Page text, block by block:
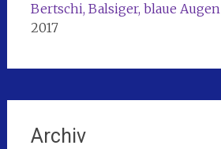
Bertschi, Balsiger, blaue Augen
2017
Archiv